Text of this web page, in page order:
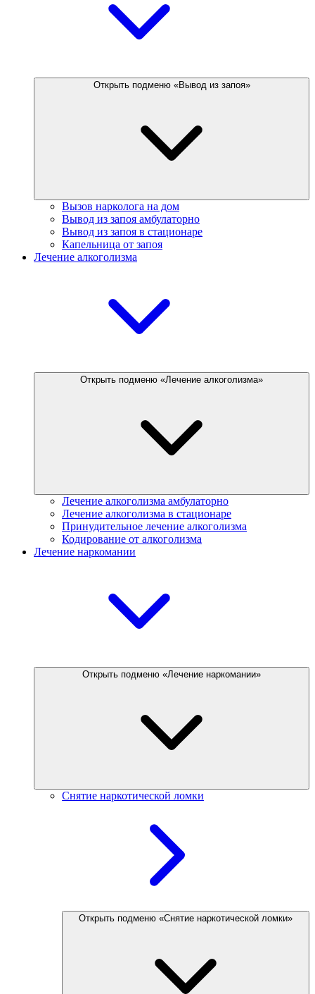
Открыть подменю «Вывод из запоя»
Вызов нарколога на дом
Вывод из запоя амбулаторно
Вывод из запоя в стационаре
Капельница от запоя
Лечение алкоголизма
Открыть подменю «Лечение алкоголизма»
Лечение алкоголизма амбулаторно
Лечение алкоголизма в стационаре
Принудительное лечение алкоголизма
Кодирование от алкоголизма
Лечение наркомании
Открыть подменю «Лечение наркомании»
Снятие наркотической ломки
Открыть подменю «Снятие наркотической ломки»